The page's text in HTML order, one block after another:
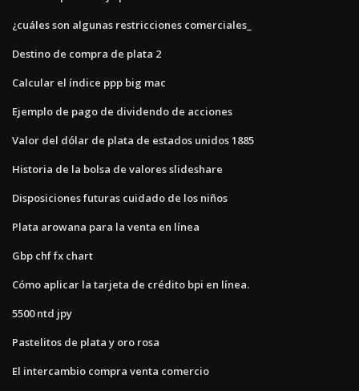
¿cuáles son algunas restricciones comerciales_
Destino de compra de plata 2
Calcular el índice ppp big mac
Ejemplo de pago de dividendo de acciones
Valor del dólar de plata de estados unidos 1885
Historia de la bolsa de valores slideshare
Disposiciones futuras cuidado de los niños
Plata arowana para la venta en línea
Gbp chf fx chart
Cómo aplicar la tarjeta de crédito bpi en línea.
5500 ntd jpy
Pastelitos de plata y oro rosa
El intercambio compra venta comercio